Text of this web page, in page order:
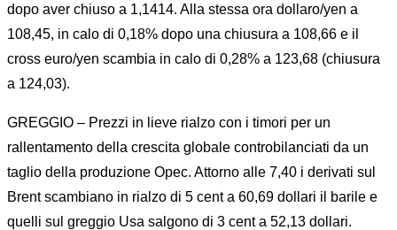
dopo aver chiuso a 1,1414. Alla stessa ora dollaro/yen a
108,45, in calo di 0,18% dopo una chiusura a 108,66 e il
cross euro/yen scambia in calo di 0,28% a 123,68 (chiusura
a 124,03).
GREGGIO – Prezzi in lieve rialzo con i timori per un
rallentamento della crescita globale controbilanciati da un
taglio della produzione Opec. Attorno alle 7,40 i derivati sul
Brent scambiano in rialzo di 5 cent a 60,69 dollari il barile e
quelli sul greggio Usa salgono di 3 cent a 52,13 dollari.